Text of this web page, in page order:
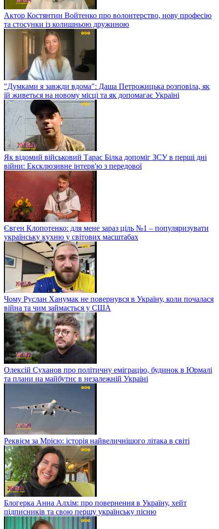
Актор Костянтин Войтенко про волонтерство, нову професію
та стосунки із колишньою дружиною
"Думками я завжди вдома": Даша Петрожицька розповіла, як
їй живеться на новому місці та як допомагає Україні
Як відомий військовий Тарас Білка допоміг ЗСУ в перші дні
війни: Ексклюзивне інтерв'ю з передової
Євген Клопотенко: для мене зараз ціль №1 – популяризувати
українську кухню у світових масштабах
Чому Руслан Ханумак не повернувся в Україну, коли почалася
війна та чим займається у США
Олексій Суханов про політичну еміграцію, будинок в Юрмалі
та плани на майбутнє в незалежній Україні
Реквієм за Мрією: історія найвеличнішого літака в світі
Блогерка Анна Алхім: про повернення в Україну, хейт
підписників та свою першу українську пісню